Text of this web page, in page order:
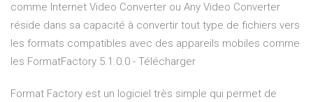
comme Internet Video Converter ou Any Video Converter
réside dans sa capacité à convertir tout type de fichiers vers
les formats compatibles avec des appareils mobiles comme
les FormatFactory 5.1.0.0 - Télécharger
Format Factory est un logiciel très simple qui permet de